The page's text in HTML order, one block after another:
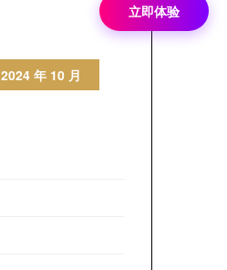
2024 年 10 月
立即体验